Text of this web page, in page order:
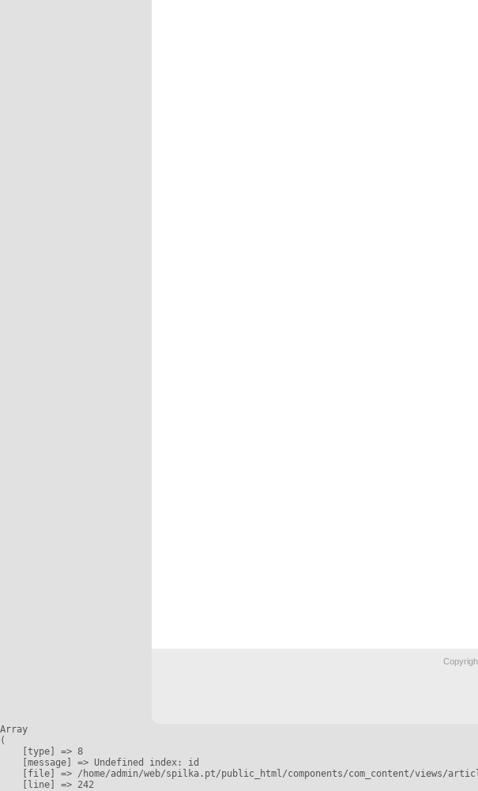
Array
(
    [type] => 8
    [message] => Undefined index: id
[file] => /home/admin/web/spilka.pt/public_html/components/com_content/views/
    [line] => 242